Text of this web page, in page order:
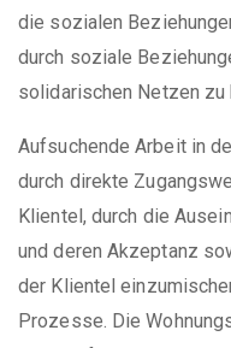
die sozialen
durch soziale
solidarischen Netzen zu
Aufsuchende Arbeit in
durch direkte
Klientel, durch die
und deren Akzeptanz
der Klientel
Prozesse. Die